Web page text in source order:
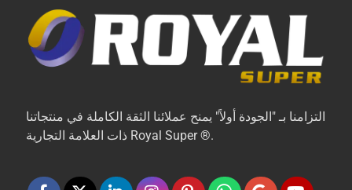
التزامنا بـ "الجودة أولاً" يمنح عملائنا الثقة الكاملة في منتجاتنا
ذات العلامة التجارية Royal Super ®.